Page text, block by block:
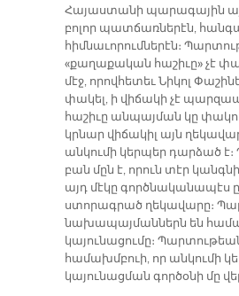
Հայաստանի պարագային
բոլոր պատճառներէն,
հիմնաւորումներէն։
«քաղաքական հաշիւը» չէ
մէջ, որովհետեւ Նիկոլ
փակել, ի վիճակի չէ
հաշիւը անպայման կը
կրնար վիճակիլ այն
անկումի կերպեր դարձած
բան մըն է, որուն տէր
այդ մէկը գործնականապէս
ստորագրած ղեկավարը։
նախապայմաններն են
կայունացումը։ Պարտութեան
համախմբուի, որ անկումի
կայունացման գործօնի մը